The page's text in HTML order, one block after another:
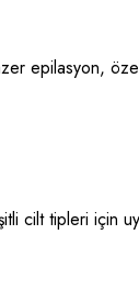
epilasyon,
cilt tipleri için